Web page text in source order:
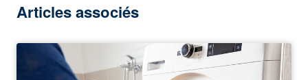
Articles associés